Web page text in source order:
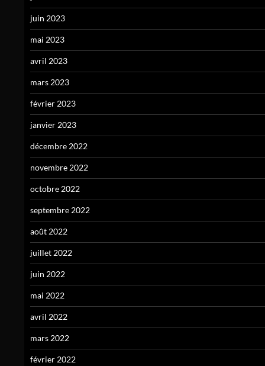
juin 2023
mai 2023
avril 2023
mars 2023
février 2023
janvier 2023
décembre 2022
novembre 2022
octobre 2022
septembre 2022
août 2022
juillet 2022
juin 2022
mai 2022
avril 2022
mars 2022
février 2022